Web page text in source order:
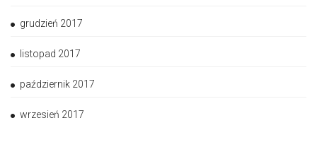
grudzień 2017
listopad 2017
październik 2017
wrzesień 2017